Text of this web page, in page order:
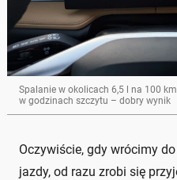
Spalanie w okolicach 6,5 l na 100
w godzinach szczytu – dobry wynik
Oczywiście, gdy wrócimy
jazdy, od razu zrobi się